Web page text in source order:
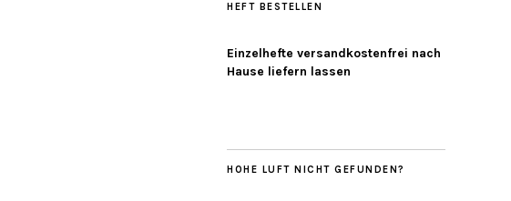
HEFT BESTELLEN
Einzelhefte versandkostenfrei nach
Hause liefern lassen
HOHE LUFT NICHT GEFUNDEN?